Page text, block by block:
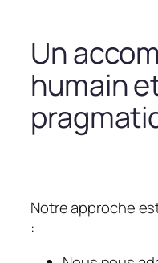
Un
humain
Notre approche
: